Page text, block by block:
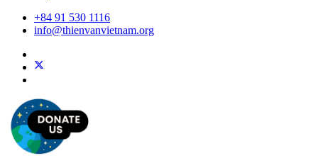
+84 91 530 1116
info@thienvanvietnam.org